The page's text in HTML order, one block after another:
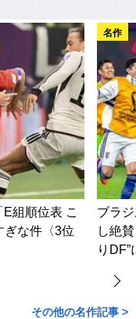
組順位表 こ
な件〈3位
名作
ブラ
し絶
り
その他の名作記事 >